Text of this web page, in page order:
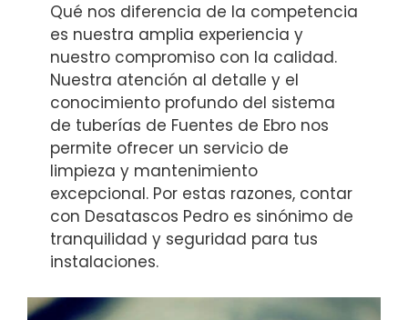
Qué nos diferencia de la competencia
es nuestra amplia experiencia y
nuestro compromiso con la calidad.
Nuestra atención al detalle y el
conocimiento profundo del sistema
de tuberías de Fuentes de Ebro nos
permite ofrecer un servicio de
limpieza y mantenimiento
excepcional. Por estas razones, contar
con Desatascos Pedro es sinónimo de
tranquilidad y seguridad para tus
instalaciones.